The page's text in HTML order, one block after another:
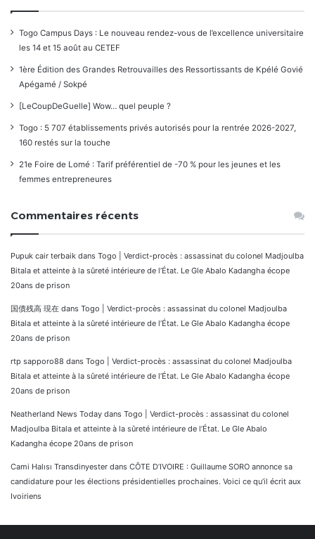
Togo Campus Days : Le nouveau rendez-vous de l’excellence universitaire
les 14 et 15 août au CETEF
1ère Édition des Grandes Retrouvailles des Ressortissants de Kpélé Govié
Apégamé / Sokpé
[LeCoupDeGuelle] Wow… quel peuple ?
Togo : 5 707 établissements privés autorisés pour la rentrée 2026-2027,
160 restés sur la touche
21e Foire de Lomé : Tarif préférentiel de -70 % pour les jeunes et les
femmes entrepreneures
Commentaires récents
Pupuk cair terbaik dans Togo | Verdict-procès : assassinat du colonel Madjoulba
Bitala et atteinte à la sûreté intérieure de l’État. Le Gle Abalo Kadangha écope
20ans de prison
国債残高 現在 dans Togo | Verdict-procès : assassinat du colonel Madjoulba
Bitala et atteinte à la sûreté intérieure de l’État. Le Gle Abalo Kadangha écope
20ans de prison
rtp sapporo88 dans Togo | Verdict-procès : assassinat du colonel Madjoulba
Bitala et atteinte à la sûreté intérieure de l’État. Le Gle Abalo Kadangha écope
20ans de prison
Neatherland News Today dans Togo | Verdict-procès : assassinat du colonel
Madjoulba Bitala et atteinte à la sûreté intérieure de l’État. Le Gle Abalo
Kadangha écope 20ans de prison
Cami Halısı Transdinyester dans CÔTE D’IVOIRE : Guillaume SORO annonce sa
candidature pour les élections présidentielles prochaines. Voici ce qu’il écrit aux
Ivoiriens